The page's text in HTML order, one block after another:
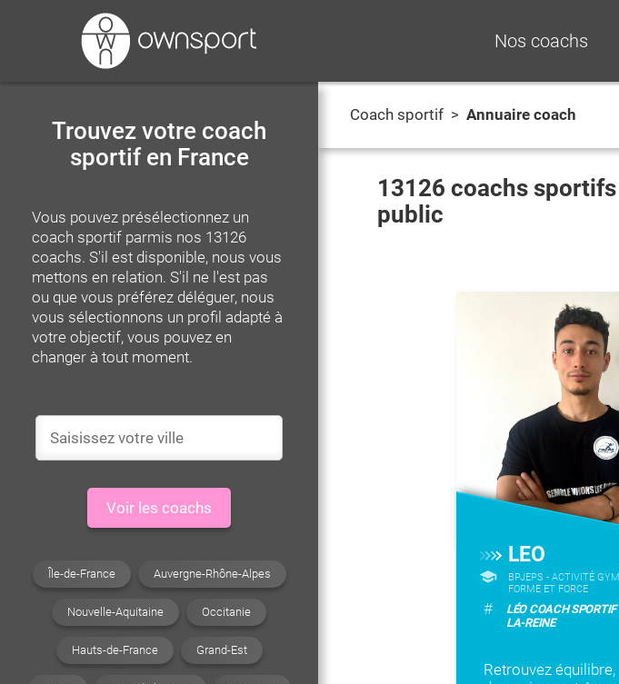
Nos coachs
Trouvez votre coach
sportif en France
Vous pouvez présélectionnez un
coach sportif parmis nos 13126
coachs. S'il est disponible, nous vous
mettons en relation. S'il ne l'est pas
ou que vous préférez déléguer, nous
vous sélectionnons un profil adapté à
votre objectif, vous pouvez en
changer à tout moment.
Voir les coachs
Île-de-France Auvergne-Rhône-Alpes
Nouvelle-Aquitaine Occitanie
Hauts-de-France Grand-Est
Coach sportif > Annuaire coach
13126 coachs
public
LEO
BPJEPS - ACTIVITÉ
FORME ET FORCE
#
LÉO COACH
LA-REINE
Retrouvez équilibre,